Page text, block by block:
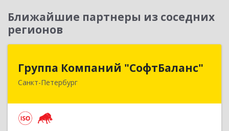
Ближайшие партнеры из соседних
регионов
Группа Компаний "СофтБаланс"
Санкт-Петербург
Группа Компаний "СофтБаланс"
195112, Санкт-Петербург г, Заневский пр-кт,